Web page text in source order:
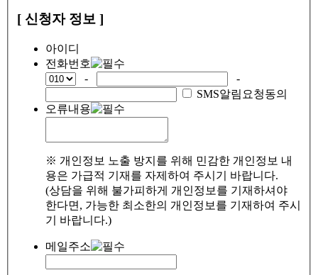
[ 신청자 정보 ]
아이디
전화번호
-
-
SMS알림요청동의
오류내용
※ 개인정보 노출 방지를 위해 민감한 개인정보 내
용은 가급적 기재를 자제하여 주시기 바랍니다.
(상담을 위해 불가피하게 개인정보를 기재하셔야
한다면, 가능한 최소한의 개인정보를 기재하여 주시
기 바랍니다.)
메일주소